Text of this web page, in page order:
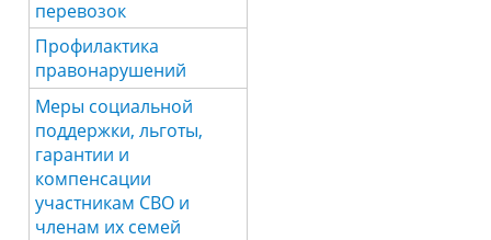
перевозок
Профилактика
правонарушений
Меры социальной
поддержки, льготы,
гарантии и
компенсации
участникам СВО и
членам их семей